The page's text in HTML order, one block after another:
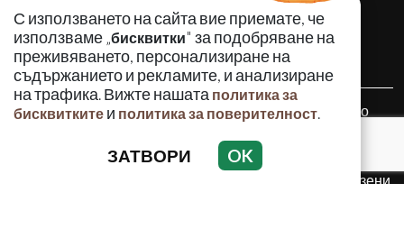
С използването на сайта вие приемате, че
използваме „бисквитки" за подобряване на
преживяването, персонализиране на
съдържанието и рекламите, и анализиране
на трафика. Вижте нашата политика за
бисквитките и политика за поверителност.
ЗАТВОРИ OK
АНАЛИЗИ
ПО СВЕТА
ВОДЕЩИ ТЕМИ
Използването и публикуването на част или цялото
група Асмара ЕООД е забранено.
© 2010 - 2026 | Crimes.BG. Всички права запазени.